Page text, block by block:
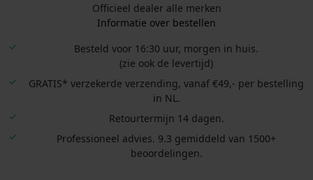
Officieel dealer alle merken
Informatie over bestellen
Besteld voor 16:30 uur, morgen in huis.
(zie ook de levertijd)
GRATIS* verzekerde verzending, vanaf €49,- per bestelling
in NL.
Retourtermijn 14 dagen.
Professioneel advies. 9.3 gemiddeld van 1500+
beoordelingen.